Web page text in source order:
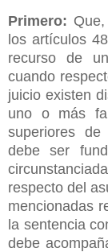
Primero:
los artículos
recurso de
cuando
juicio existen
uno o más
superiores de
debe ser
respecto del
mencionadas
la sentencia
debe